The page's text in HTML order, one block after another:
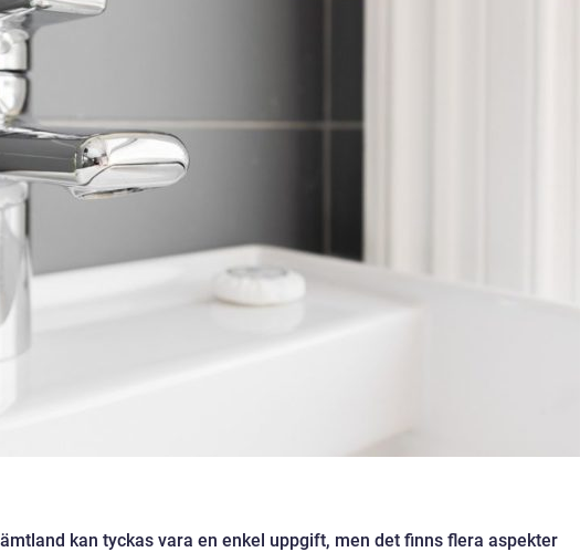
kan tyckas vara en enkel uppgift, men det finns flera aspekter